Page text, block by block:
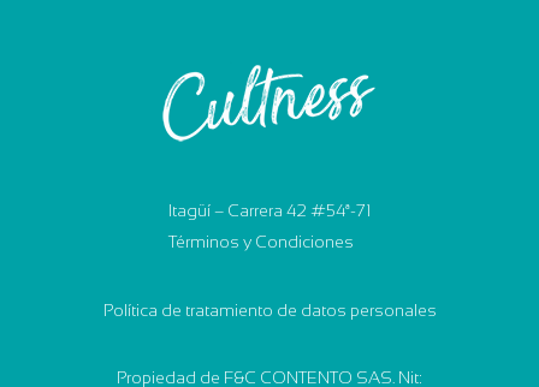
Itagüí – Carrera 42 #54ª-71
Términos y Condiciones
Política de tratamiento de datos personales
Propiedad de F&C CONTENTO SAS. Nit: